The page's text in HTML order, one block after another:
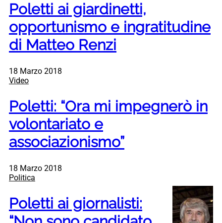
Poletti ai giardinetti,
opportunismo e ingratitudine
di Matteo Renzi
18 Marzo 2018
Video
Poletti: “Ora mi impegnerò in
volontariato e
associazionismo”
18 Marzo 2018
Politica
Poletti ai giornalisti: